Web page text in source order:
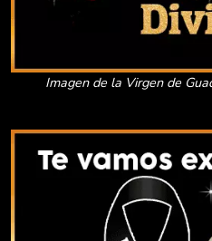
Imagen de la Virgen de